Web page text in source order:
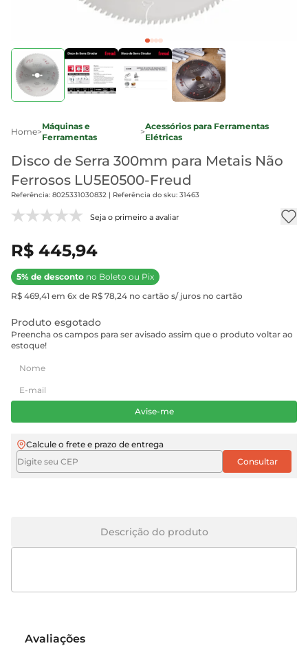
Home>
Máquinas e
Ferramentas
>
Acessórios para Ferramentas
Elétricas
Disco de Serra 300mm para Metais Não
Ferrosos LU5E0500-Freud
Referência: 8025331030832 | Referência do sku: 31463
Seja o primeiro a avaliar
R$ 445,94
5% de desconto no Boleto ou Pix
R$ 469,41 em 6x de R$ 78,24 no cartão s/ juros no cartão
Produto esgotado
Preencha os campos para ser avisado assim que o produto voltar ao
estoque!
Avise-me
Calcule o frete e prazo de entrega
Descrição do produto
Avaliações